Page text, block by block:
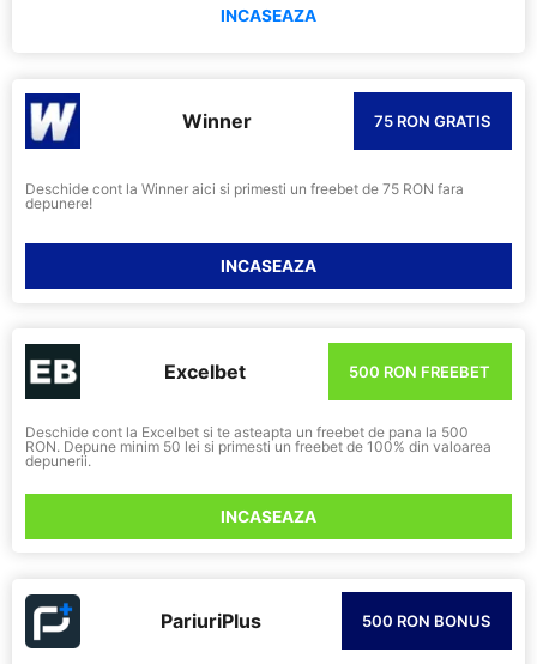
INCASEAZA
Winner 75 RON GRATIS
Deschide cont la Winner aici si primesti un freebet de 75 RON fara
depunere!
INCASEAZA
Excelbet 500 RON FREEBET
Deschide cont la Excelbet si te asteapta un freebet de pana la 500
RON. Depune minim 50 lei si primesti un freebet de 100% din valoarea
depunerii.
INCASEAZA
PariuriPlus 500 RON BONUS